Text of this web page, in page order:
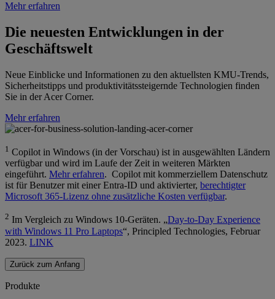
Mehr erfahren
Die neuesten Entwicklungen in der
Geschäftswelt
Neue Einblicke und Informationen zu den aktuellsten KMU-Trends,
Sicherheitstipps und produktivitätssteigernde Technologien finden
Sie in der Acer Corner.
Mehr erfahren
1 Copilot in Windows (in der Vorschau) ist in ausgewählten Ländern
verfügbar und wird im Laufe der Zeit in weiteren Märkten
eingeführt. Mehr erfahren. Copilot mit kommerziellem Datenschutz
ist für Benutzer mit einer Entra-ID und aktivierter, berechtigter
Microsoft 365-Lizenz ohne zusätzliche Kosten verfügbar.
2 Im Vergleich zu Windows 10-Geräten. „Day-to-Day Experience
with Windows 11 Pro Laptops“, Principled Technologies, Februar
2023. LINK
Zurück zum Anfang
Produkte